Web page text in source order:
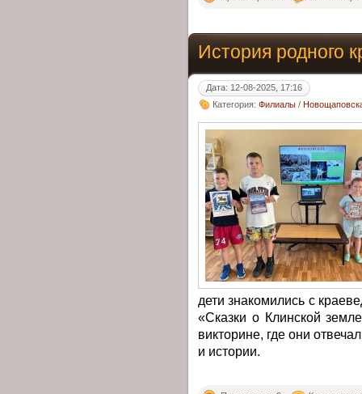
История родного
Дата: 12-08-2025, 17:16
Категория: Филиалы /
дети знакомились с
«Сказки о Клинской
викторине, где они
и истории.